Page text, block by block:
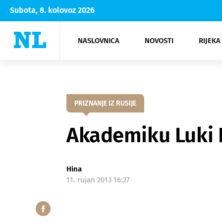
Subota, 8. kolovoz 2026
NASLOVNICA NOVOSTI
Rijeka Opatija
NK
Moda
Kultura
PRIZNANJE IZ RUSIJE
Akademiku Luki
Hina
11. rujan 2013 16:27